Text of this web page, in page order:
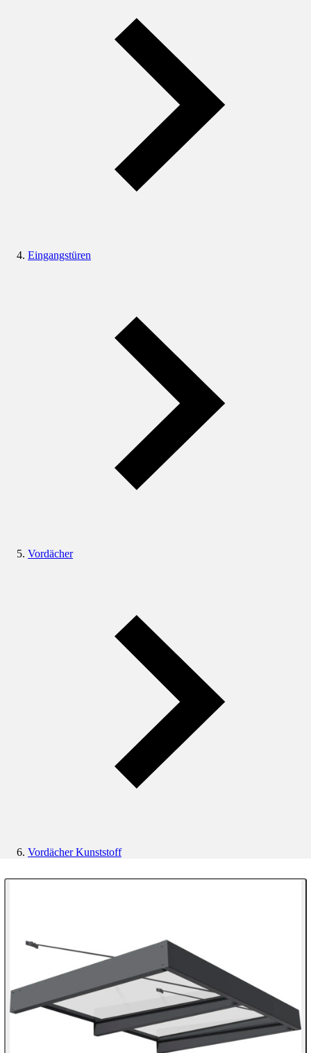
Eingangstüren
Vordächer
Vordächer Kunststoff